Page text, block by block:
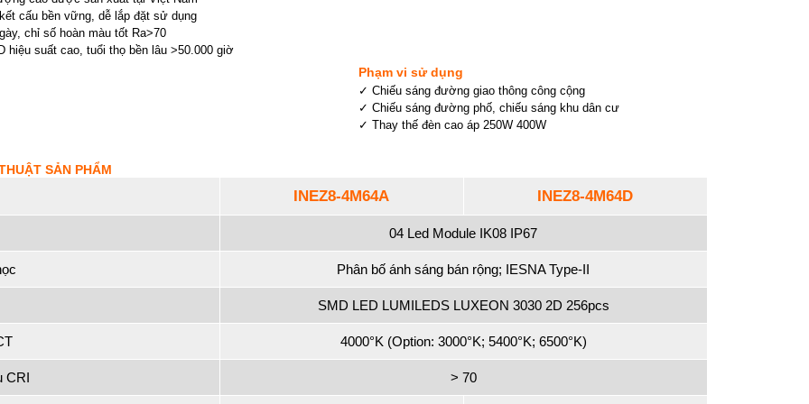
cấu bền vững, dễ lắp đặt sử dụng
chỉ số hoàn màu tốt Ra>70
hiệu suất cao, tuổi thọ bền lâu >50.000 giờ
Phạm vi sử dụng
✓ Chiếu sáng đường giao thông công cộng
✓ Chiếu sáng đường phố, chiếu sáng khu dân cư
✓ Thay thế đèn cao áp 250W 400W
SẢN PHẨM
INEZ8-4M64A INEZ8-4M64D
04 Led Module IK08 IP67
Phân bố ánh sáng bán rộng; IESNA Type-II
SMD LED LUMILEDS LUXEON 3030 2D 256pcs
4000°K (Option: 3000°K; 5400°K; 6500°K)
CRI > 70